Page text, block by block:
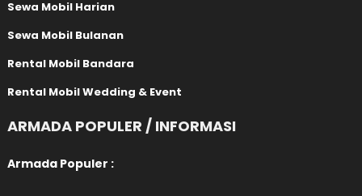
Sewa Mobil Harian
Sewa Mobil Bulanan
Rental Mobil Bandara
Rental Mobil Wedding & Event
ARMADA POPULER / INFORMASI
Armada Populer :